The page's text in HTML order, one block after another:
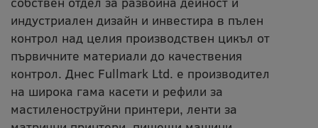
индустриален дизайн и инвестира в пълен
контрол над целия производствен цикъл от
първичните материали до качествения
контрол. Днес Fullmark Ltd. е производител
на широка гама касети и рефили за
мастиленоструйни принтери, ленти за